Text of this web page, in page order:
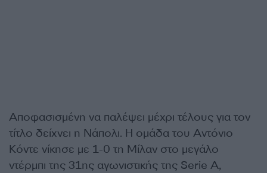
Αποφασισμένη να παλέψει μέχρι τέλους για τον
τίτλο δείχνει η Νάπολι. Η ομάδα του Αντόνιο
Κόντε νίκησε με 1-0 τη Μίλαν στο μεγάλο
ντέρμπι της 31ης αγωνιστικής της Serie A,